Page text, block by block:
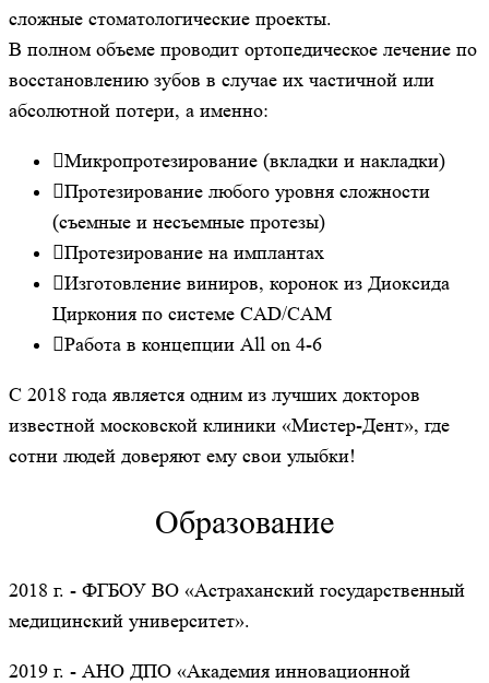
сложные стоматологические проекты.
В полном объеме проводит ортопедическое лечение по
восстановлению зубов в случае их частичной или
абсолютной потери, а именно:
Микропротезирование (вкладки и накладки)
Протезирование любого уровня сложности
(съемные и несъемные протезы)
Протезирование на имплантах
Изготовление виниров, коронок из Диоксида
Циркония по системе CAD/CAM
Работа в концепции All on 4-6
С 2018 года является одним из лучших докторов
известной московской клиники «Мистер-Дент», где
сотни людей доверяют ему свои улыбки!
Образование
2018 г. - ФГБОУ ВО «Астраханский государственный
медицинский университет».
2019 г. - АНО ДПО «Академия инновационной